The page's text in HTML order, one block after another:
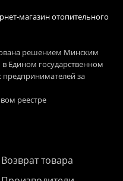
магазин отопительного
решением Минским
Едином государственном
за
реестре
Возврат товара